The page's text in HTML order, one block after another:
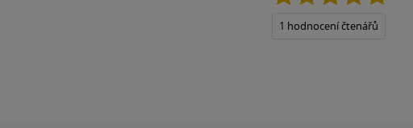
1 hodnocení čtenářů